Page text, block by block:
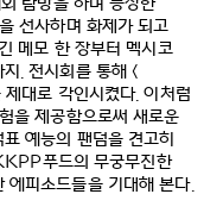
선사하며 화제가 되고
메모 한 장부터 멕시코
.전시회를 통해 <
대로 각인시켰다.이처럼
을 제공함으로써 새로운
예능의 팬덤을 견고히
푸드의 무궁무진한
에피소드들을 기대해 본다.